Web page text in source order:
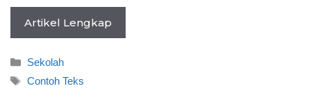
Artikel Lengkap
Categories
Sekolah
Tags
Contoh Teks